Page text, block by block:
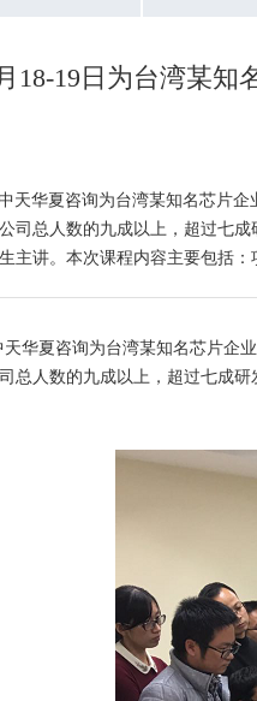
18-19日为台湾某
天华夏咨询为台湾某知名芯片
司总人数的九成以上，超过七
主讲。本次课程内容主要包括
天华夏咨询为台湾某知名芯片企
总人数的九成以上，超过七成